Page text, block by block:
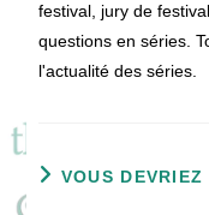
festival, jury de
questions en séries.
l'actualité des séries.
VOUS